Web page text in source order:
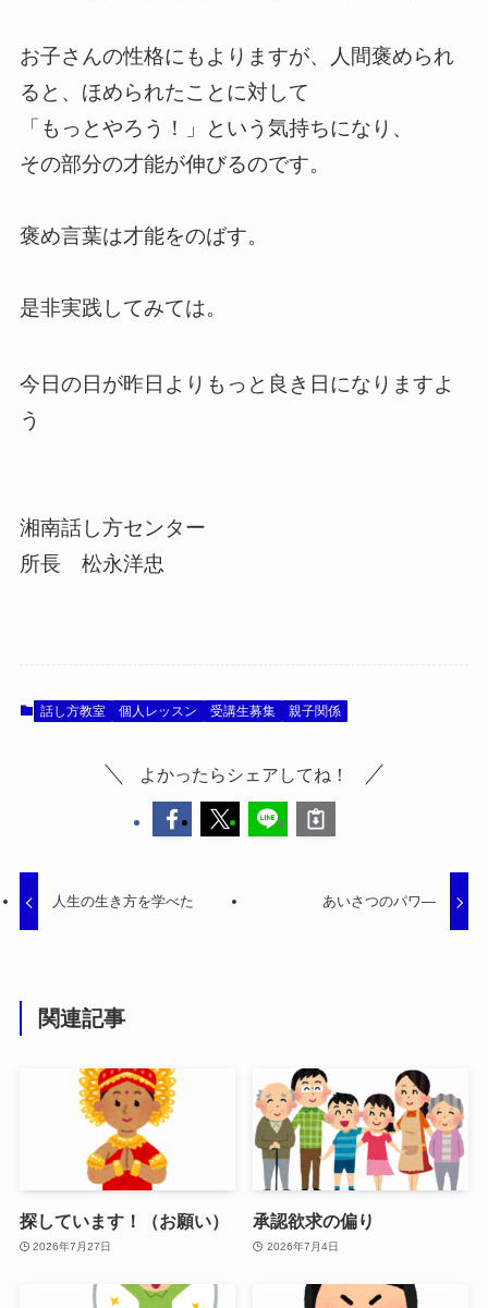
お子さんの性格にもよりますが、人間褒められ
ると、ほめられたことに対して
「もっとやろう！」という気持ちになり、
その部分の才能が伸びるのです。
褒め言葉は才能をのばす。
是非実践してみては。
今日の日が昨日よりもっと良き日になりますよ
う
湘南話し方センター
所長 松永洋忠
話し方教室 個人レッスン 受講生募集 親子関係
よかったらシェアしてね！
人生の生き方を学べた あいさつのパワ―
関連記事
探しています！（お願い）
2026年7月27日
承認欲求の偏り
2026年7月4日